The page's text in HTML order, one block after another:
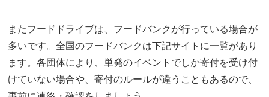
またフードドライブは、フードバンクが行っている場合が
多いです。全国のフードバンクは下記サイトに一覧があり
ます。各団体により、単発のイベントでしか寄付を受け付
けていない場合や、寄付のルールが違うこともあるので、